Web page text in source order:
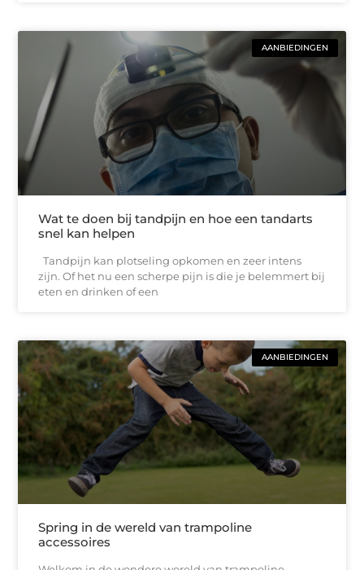
AANBIEDINGEN
Wat te doen bij tandpijn en hoe een tandarts
snel kan helpen
Tandpijn kan plotseling opkomen en zeer intens
zijn. Of het nu een scherpe pijn is die je belemmert bij
eten en drinken of een
AANBIEDINGEN
Spring in de wereld van trampoline
accessoires